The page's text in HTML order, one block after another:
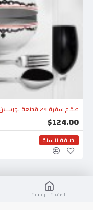
طقم سفرة 24 قطعة بورسلان بون باساك لون أسود-أبيض KTH-ZG24Y2430596612-SYH-BYZ
$124.00
اضافة للسلة
الصفحة الرئيسية